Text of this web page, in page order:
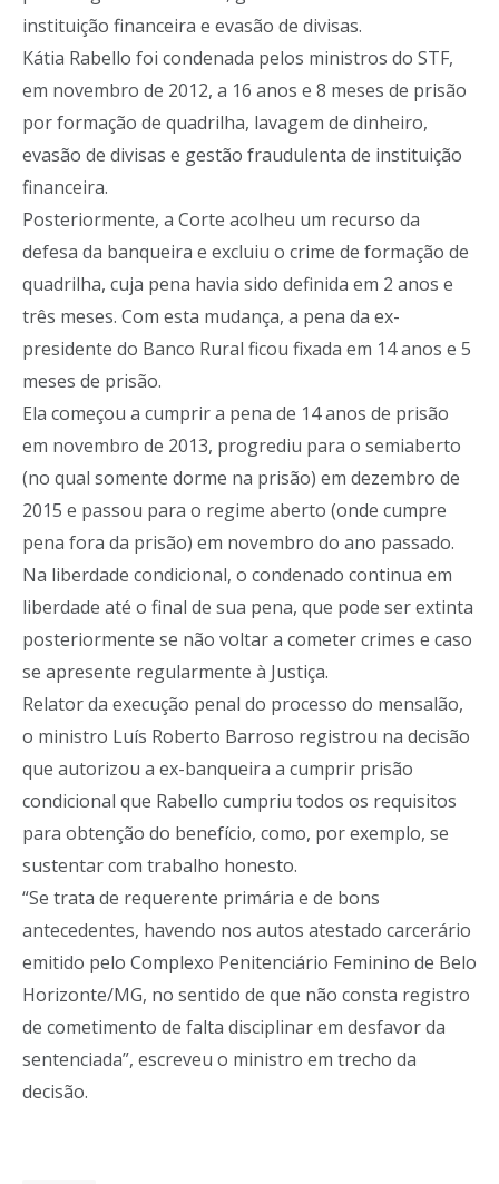
instituição financeira e evasão de divisas.
Kátia Rabello foi condenada pelos ministros do STF,
em novembro de 2012, a 16 anos e 8 meses de prisão
por formação de quadrilha, lavagem de dinheiro,
evasão de divisas e gestão fraudulenta de instituição
financeira.
Posteriormente, a Corte acolheu um recurso da
defesa da banqueira e excluiu o crime de formação de
quadrilha, cuja pena havia sido definida em 2 anos e
três meses. Com esta mudança, a pena da ex-
presidente do Banco Rural ficou fixada em 14 anos e 5
meses de prisão.
Ela começou a cumprir a pena de 14 anos de prisão
em novembro de 2013, progrediu para o semiaberto
(no qual somente dorme na prisão) em dezembro de
2015 e passou para o regime aberto (onde cumpre
pena fora da prisão) em novembro do ano passado.
Na liberdade condicional, o condenado continua em
liberdade até o final de sua pena, que pode ser extinta
posteriormente se não voltar a cometer crimes e caso
se apresente regularmente à Justiça.
Relator da execução penal do processo do mensalão,
o ministro Luís Roberto Barroso registrou na decisão
que autorizou a ex-banqueira a cumprir prisão
condicional que Rabello cumpriu todos os requisitos
para obtenção do benefício, como, por exemplo, se
sustentar com trabalho honesto.
“Se trata de requerente primária e de bons
antecedentes, havendo nos autos atestado carcerário
emitido pelo Complexo Penitenciário Feminino de Belo
Horizonte/MG, no sentido de que não consta registro
de cometimento de falta disciplinar em desfavor da
sentenciada”, escreveu o ministro em trecho da
decisão.